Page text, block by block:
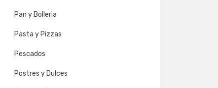
Pan y Bolleria
Pasta y Pizzas
Pescados
Postres y Dulces